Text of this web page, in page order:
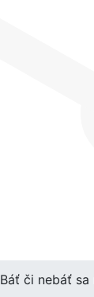
Báť či nebáť